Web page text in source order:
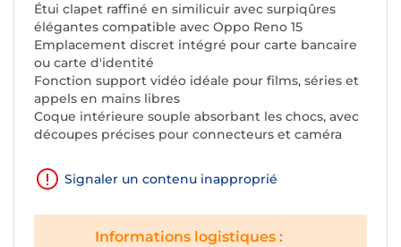
Étui clapet raffiné en similicuir avec surpiqûres
élégantes compatible avec Oppo Reno 15
Emplacement discret intégré pour carte bancaire
ou carte d'identité
Fonction support vidéo idéale pour films, séries et
appels en mains libres
Coque intérieure souple absorbant les chocs, avec
découpes précises pour connecteurs et caméra
Signaler un contenu inapproprié
Informations logistiques :